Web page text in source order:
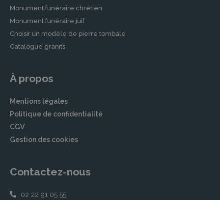
Monument funéraire chrétien
Monument funéraire juif
Choisir un modèle de pierre tombale
Catalogue granits
À propos
Mentions légales
Politique de confidentialité
CGV
Gestion des cookies
Contactez-nous
02 22 91 05 55